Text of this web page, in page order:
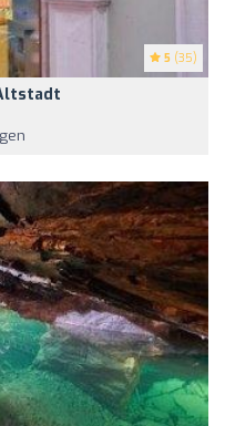
5 (35)